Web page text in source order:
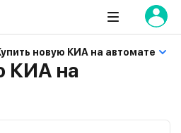
новую КИА на автомате
КИА на